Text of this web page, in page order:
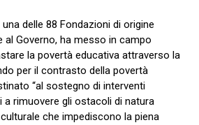
delle 88 Fondazioni di origine
al Governo, ha messo in campo
la povertà educativa attraverso la
per il contrasto della povertà
“al sostegno di interventi
a rimuovere gli ostacoli di natura
che impediscono la piena